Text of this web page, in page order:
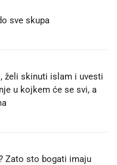
sve skupa
želi skinuti islam i uvesti
u kojkem će se svi, a
Zato sto bogati imaju